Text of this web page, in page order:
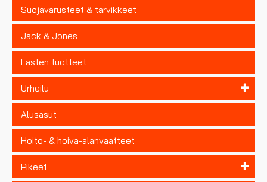
Suojavarusteet & tarvikkeet
Jack & Jones
Lasten tuotteet
Urheilu
Alusasut
Hoito- & hoiva-alanvaatteet
Pikeet